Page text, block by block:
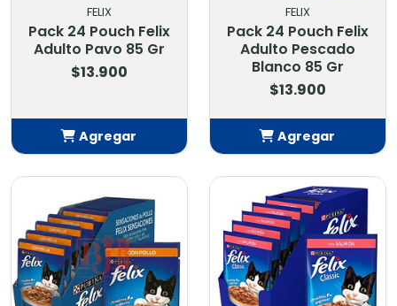
FELIX
Pack 24 Pouch Felix
Adulto Pavo 85 Gr
$13.900
Agregar
FELIX
Pack 24 Pouch Felix
Adulto Pescado
Blanco 85 Gr
$13.900
Agregar